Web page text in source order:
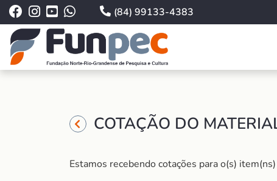
(84) 99133-4383
COTAÇÃO DO
Estamos recebendo cotações para o(s)